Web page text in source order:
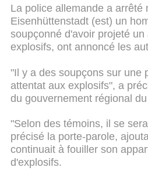
La police allemande a arrêté
Eisenhüttenstadt (est) un
soupçonné d'avoir projeté
explosifs, ont annoncé les
"Il y a des soupçons sur une
attentat aux explosifs", a
du gouvernement régional
"Selon des témoins, il se
précisé la porte-parole,
continuait à fouiller son
d'explosifs.